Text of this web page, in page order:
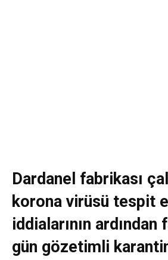
Dardanel fabrikası
korona virüsü tespit
iddialarının
gün gözetimli